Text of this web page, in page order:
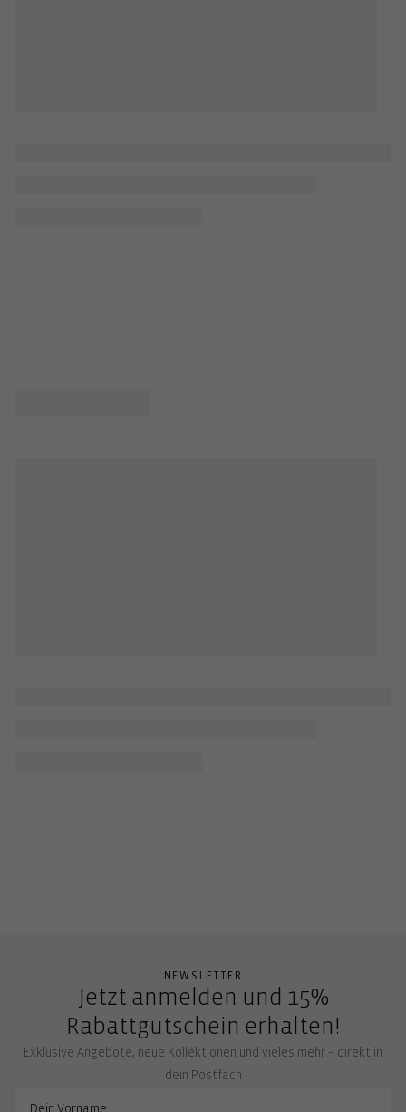
NEWSLETTER
Jetzt anmelden und 15%
Rabattgutschein erhalten!
Exklusive Angebote, neue Kollektionen und vieles mehr – direkt in
dein Postfach